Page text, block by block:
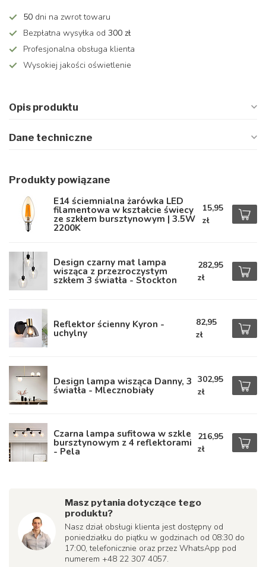
50 dni na zwrot towaru
Bezpłatna wysyłka od 300 zł
Profesjonalna obsługa klienta
Wysokiej jakości oświetlenie
Opis produktu
Dane techniczne
Produkty powiązane
E14 ściemnialna żarówka LED
filamentowa w kształcie świecy
ze szkłem bursztynowym | 3.5W
2200K
15,95
zł
Design czarny mat lampa
wisząca z przezroczystym
szkłem 3 światła - Stockton
282,95
zł
Reflektor ścienny Kyron -
uchylny
82,95
zł
Design lampa wisząca Danny, 3
światła - Mlecznobiały
302,95
zł
Czarna lampa sufitowa w szkle
bursztynowym z 4 reflektorami
- Pela
216,95
zł
Masz pytania dotyczące tego
produktu?
Nasz dział obsługi klienta jest dostępny od
poniedziałku do piątku w godzinach od 08:30 do
17:00, telefonicznie oraz przez WhatsApp pod
numerem +48 22 307 4057.